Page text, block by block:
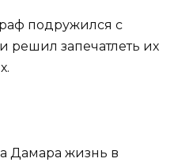
подружился с
запечатлеть их
Дамара жизнь в